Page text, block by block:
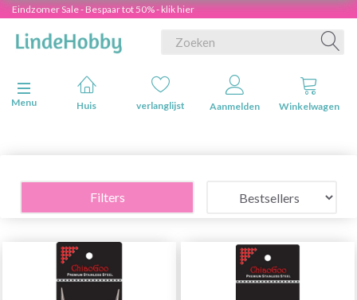
Eindzomer Sale - Bespaar tot 50% - klik hier
Navigatie in-/uitschakelen
Menu
Huis verlanglijst Aanmelden Winkelwagen
Filters